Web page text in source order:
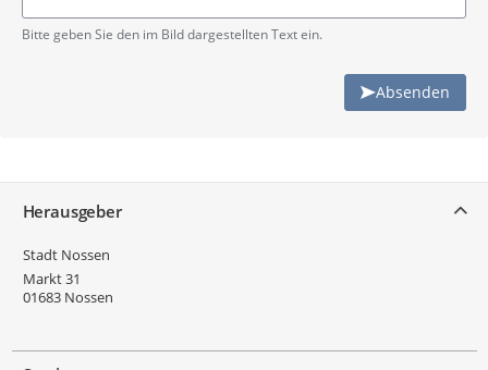
Pflichtangabe
Bitte geben Sie den im Bild dargestellten Text ein.
Absenden
Herausgeber
Stadt Nossen
Markt 31
01683 Nossen